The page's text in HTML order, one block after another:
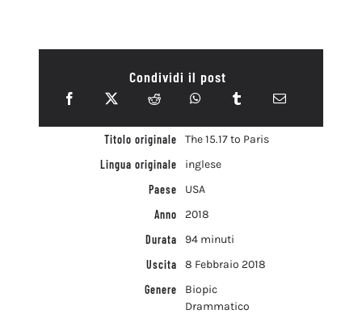
Condividi il post
Titolo originale
The 15.17 to Paris
Lingua originale
inglese
Paese
USA
Anno
2018
Durata
94 minuti
Uscita
8 Febbraio 2018
Genere
Biopic
Drammatico